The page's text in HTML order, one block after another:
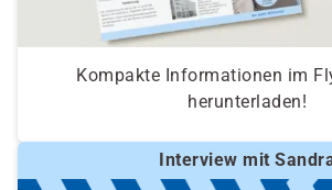
Kompakte Informationen im
herunterladen!
Interview mit